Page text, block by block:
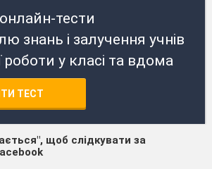
тести
знань і залучення учнів
роботи у класі та вдома
ТЕСТ
щоб слідкувати за